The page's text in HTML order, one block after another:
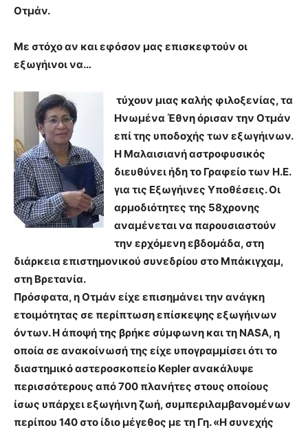
Οτµάν.
Με στόχο αν και εφόσον μας επισκεφτούν οι
εξωγήινοι να…
τύχουν μιας καλής φιλοξενίας, τα
Ηνωμένα Έθνη όρισαν την Οτμάν
επί της υποδοχής των εξωγήινων.
Η Μαλαισιανή αστροφυσικός
διευθύνει ήδη το Γραφείο των Η.Ε.
για τις Εξωγήινες Υποθέσεις. Οι
αρμοδιότητες της 58χρονης
αναμένεται να παρουσιαστούν
την ερχόμενη εβδομάδα, στη
διάρκεια επιστημονικού συνεδρίου στο Μπάκιγχαµ,
στη Βρετανία.
Πρόσφατα, η Οτµάν είχε επισηµάνει την ανάγκη
ετοιµότητας σε περίπτωση επίσκεψης εξωγήινων
όντων. Η άποψή της βρήκε σύμφωνη και τη NASA, η
οποία σε ανακοίνωσή της είχε υπογραμμίσει ότι το
διαστηµικό αστεροσκοπείο Κepler ανακάλυψε
περισσότερους από 700 πλανήτες στους οποίους
ίσως υπάρχει εξωγήινη ζωή, συµπεριλαµβανοµένων
περίπου 140 στο ίδιο µέγεθος µε τη Γη. «Η συνεχής